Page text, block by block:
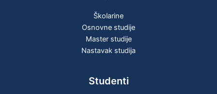
Školarine
Osnovne studije
Master studije
Nastavak studija
Studenti